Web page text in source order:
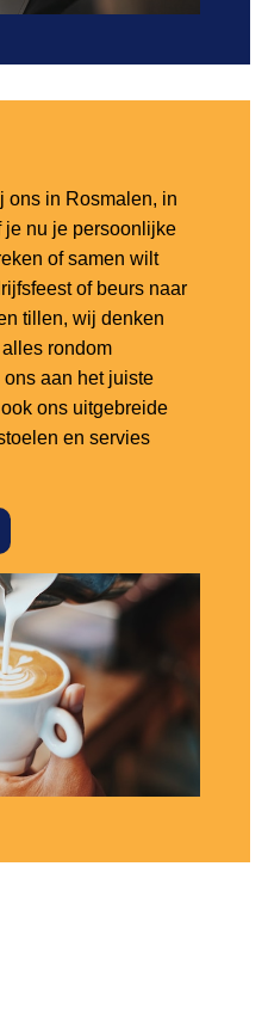
ons in Rosmalen, in
je nu je persoonlijke
of samen wilt
of beurs naar
tillen, wij denken
rondom
aan het juiste
ons uitgebreide
en servies